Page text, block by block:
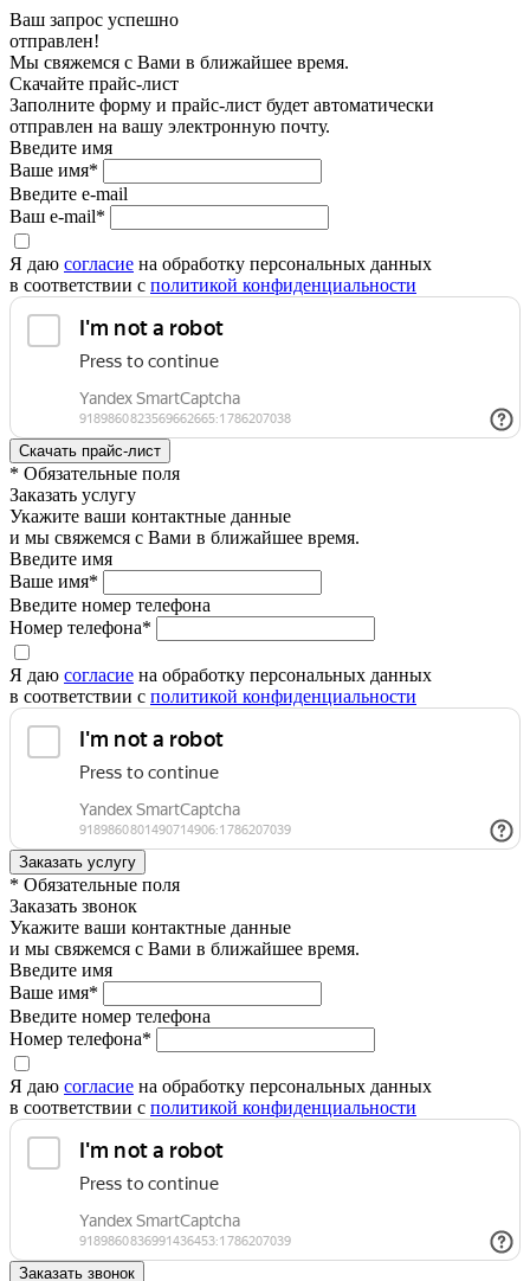
Ваш запрос успешно
отправлен!
Мы свяжемся с Вами в ближайшее время.
Скачайте прайс-лист
Заполните форму и прайс-лист будет автоматически
отправлен на вашу электронную почту.
Введите имя
Ваше имя*
Введите e-mail
Ваш e-mail*
Я даю согласие на обработку персональных данных
в соответствии с политикой конфиденциальности
* Обязательные поля
Заказать услугу
Укажите ваши контактные данные
и мы свяжемся с Вами в ближайшее время.
Введите имя
Ваше имя*
Введите номер телефона
Номер телефона*
Я даю согласие на обработку персональных данных
в соответствии с политикой конфиденциальности
* Обязательные поля
Заказать звонок
Укажите ваши контактные данные
и мы свяжемся с Вами в ближайшее время.
Введите имя
Ваше имя*
Введите номер телефона
Номер телефона*
Я даю согласие на обработку персональных данных
в соответствии с политикой конфиденциальности